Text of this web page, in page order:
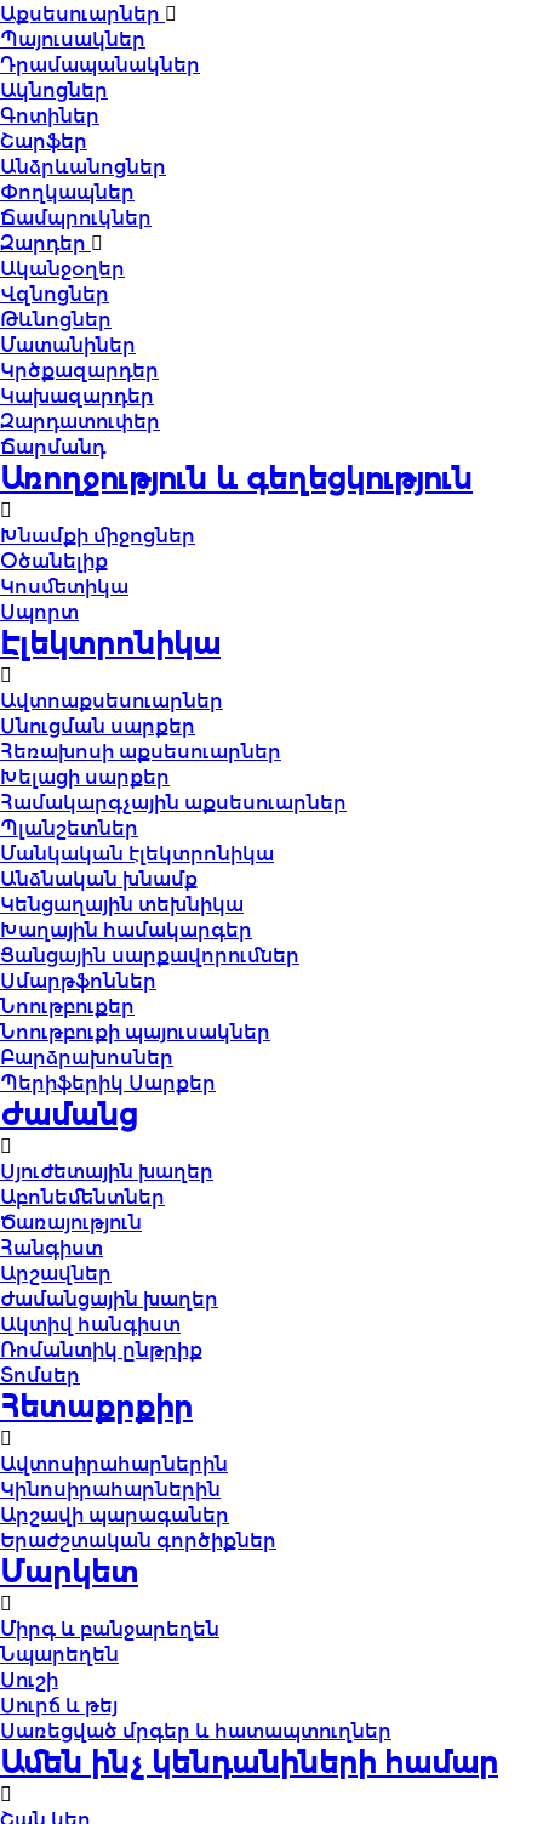
Աքսեսուարներ
Պայուսակներ
Դրամապանակներ
Ակնոցներ
Գոտիներ
Շարֆեր
Անձրևանոցներ
Փողկապներ
Ճամպրուկներ
Զարդեր
Ականջօղեր
Վզնոցներ
Թևնոցներ
Մատանիներ
Կրծքազարդեր
Կախազարդեր
Զարդատուփեր
Ճարմանդ
Առողջություն և գեղեցկություն
Խնամքի միջոցներ
Օծանելիք
Կոսմետիկա
Սպորտ
Էլեկտրոնիկա
Ավտոաքսեսուարներ
Սնուցման սարքեր
Հեռախոսի աքսեսուարներ
Խելացի սարքեր
Համակարգչային աքսեսուարներ
Պլանշետներ
Մանկական էլեկտրոնիկա
Անձնական խնամք
Կենցաղային տեխնիկա
Խաղային համակարգեր
Ցանցային սարքավորումներ
Սմարթֆոններ
Նոութբուքեր
Նոութբուքի պայուսակներ
Բարձրախոսներ
Պերիֆերիկ Սարքեր
Ժամանց
Սյուժետային խաղեր
Աբոնեմենտներ
Ծառայություն
Հանգիստ
Արշավներ
Ժամանցային խաղեր
Ակտիվ հանգիստ
Ռոմանտիկ ընթրիք
Տոմսեր
Հետաքրքիր
Ավտոսիրահարներին
Կինոսիրահարներին
Արշավի պարագաներ
Երաժշտական գործիքներ
Մարկետ
Միրգ և բանջարեղեն
Նպարեղեն
Սուշի
Սուրճ և թեյ
Սառեցված մրգեր և հատապտուղներ
Ամեն ինչ կենդանիների համար